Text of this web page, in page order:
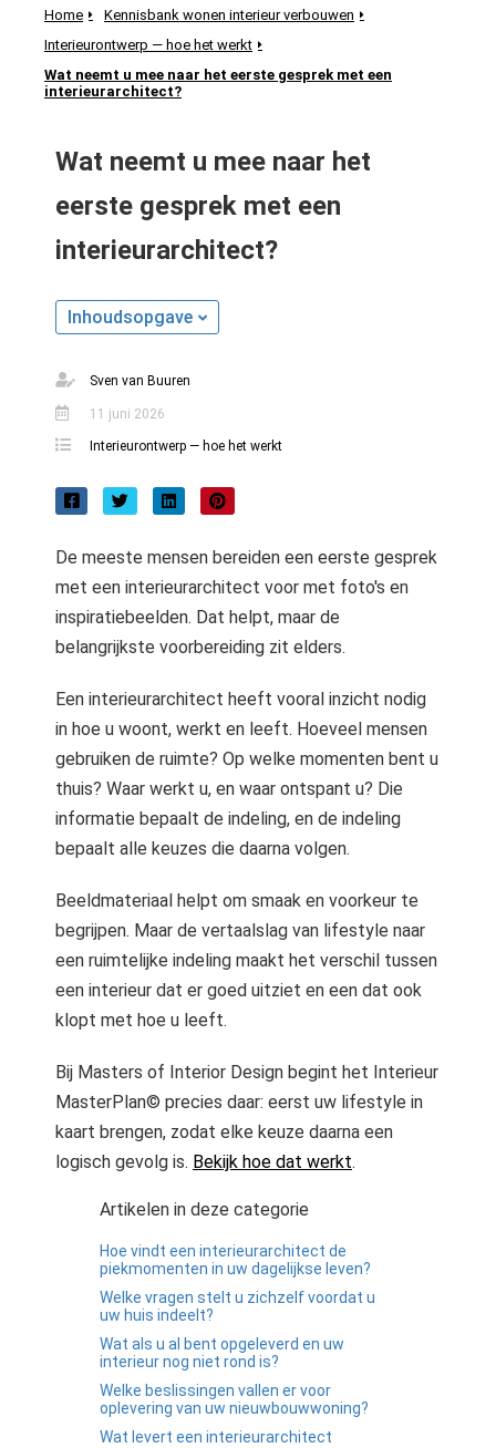
Home
Kennisbank wonen interieur verbouwen
Interieurontwerp — hoe het werkt
Wat neemt u mee naar het eerste gesprek met een
interieurarchitect?
Wat neemt u mee naar het
eerste gesprek met een
interieurarchitect?
Inhoudsopgave
Sven van Buuren
11 juni 2026
Interieurontwerp — hoe het werkt
De meeste mensen bereiden een eerste gesprek
met een interieurarchitect voor met foto's en
inspiratiebeelden. Dat helpt, maar de
belangrijkste voorbereiding zit elders.
Een interieurarchitect heeft vooral inzicht nodig
in hoe u woont, werkt en leeft. Hoeveel mensen
gebruiken de ruimte? Op welke momenten bent u
thuis? Waar werkt u, en waar ontspant u? Die
informatie bepaalt de indeling, en de indeling
bepaalt alle keuzes die daarna volgen.
Beeldmateriaal helpt om smaak en voorkeur te
begrijpen. Maar de vertaalslag van lifestyle naar
een ruimtelijke indeling maakt het verschil tussen
een interieur dat er goed uitziet en een dat ook
klopt met hoe u leeft.
Bij Masters of Interior Design begint het Interieur
MasterPlan© precies daar: eerst uw lifestyle in
kaart brengen, zodat elke keuze daarna een
logisch gevolg is. Bekijk hoe dat werkt.
Artikelen in deze categorie
Hoe vindt een interieurarchitect de
piekmomenten in uw dagelijkse leven?
Welke vragen stelt u zichzelf voordat u
uw huis indeelt?
Wat als u al bent opgeleverd en uw
interieur nog niet rond is?
Welke beslissingen vallen er voor
oplevering van uw nieuwbouwwoning?
Wat levert een interieurarchitect
over
van
om
deze
worden
over
gebruikt
te
Hierdoor
website-